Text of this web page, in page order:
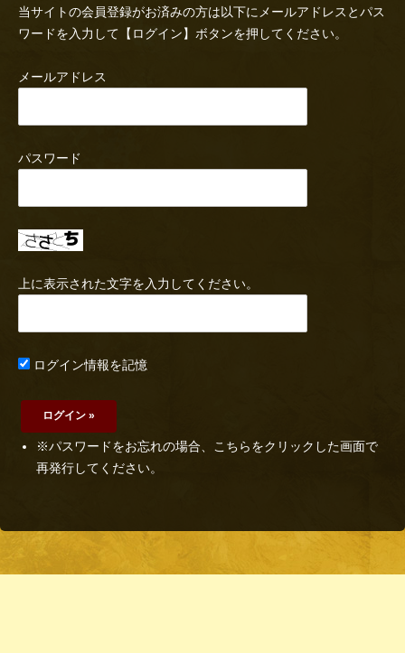
当サイトの会員登録がお済みの方は以下にメールアドレスとパス
ワードを入力して【ログイン】ボタンを押してください。
メールアドレス
パスワード
上に表示された文字を入力してください。
ログイン情報を記憶
※パスワードをお忘れの場合、こちらをクリックした画面で
再発行してください。